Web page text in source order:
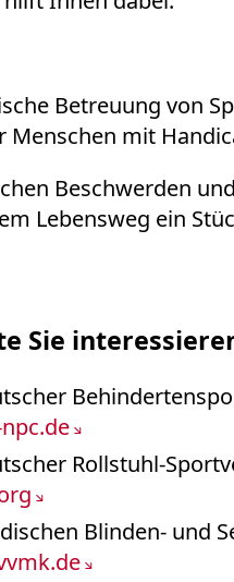
Chirurgie
Betreuung von
Menschen mit
Beschwerden
Lebensweg ein
Sie
Rollstuhl-
Blinden- und